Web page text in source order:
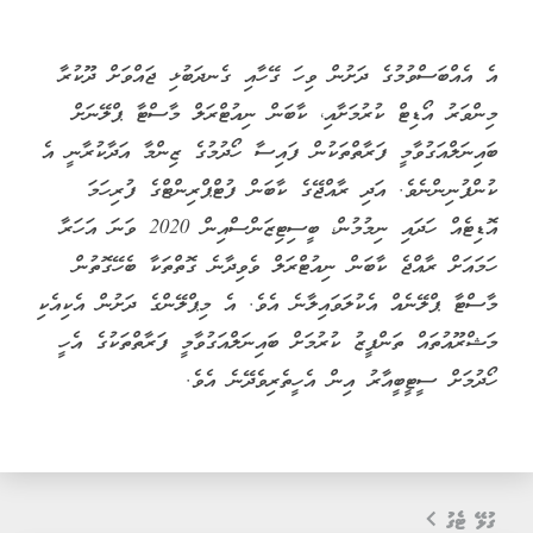
އެ އެއްބަސްވުމުގެ ދަށުން ވިހަ ގޭހާއި ގެނދަބުޅި ޖައްވަށް ދޫކުރާ
މިންވަރު އޯޑިޓް ކުރުމަށާއި، ކާބަން ނިއުޓްރަލް މާސްޓާ ޕްލޭނަށް
ބައިނަލްއަގުވާމީ ފަރާތްތަކުން ފައިސާ ހޯދުމުގެ ޒިންމާ އަދާކުރާނީ އެ
ކުންފުނިންނެވެ. އަދި ރާއްޖޭގެ ކާބަން ފުޓްޕްރިންޓްގެ ފުރިހަމަ
އޮޑިޓެއް ހަދައި ނިމުމުން، ބީސިޓިޒަންސްއިން 2020 ވަނަ އަހަރާ
ހަމައަށް ރާއްޖެ ކާބަން ނިއުޓްރަލް ވެވިދާނެ ގޮތްތަކާ ބެހޭގޮތުން
މާސްޓާ ޕްލޭނެއް އެކުލަވައިލާނެ އެވެ. އެ މިޕްލޭންގެ ދަށުން އެކިއެކި
މަޝްރޫއުތައް ތަންފީޒު ކުރުމަށް ބައިނަލްއަގުވާމީ ފަރާތްތަކުގެ އެހީ
ހޯދުމަށް ސީޓީބީއާރު އިން އެހީތެރިވެދޭނެ އެވެ.
ގުޅޭ ޓެގު